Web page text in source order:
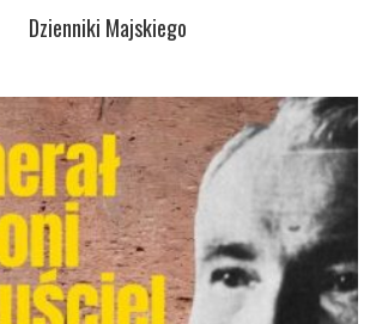
Dzienniki Majskiego